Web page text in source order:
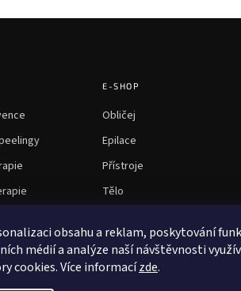
obsahu a reklam, poskytování
médií a analýze naší návštěvnosti
cookies. Více informacízde.
E-SHOP
Obličej
Epilace
Přístroje
Tělo
Mezoterapie